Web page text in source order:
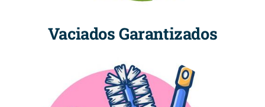
Vaciados Garantizados